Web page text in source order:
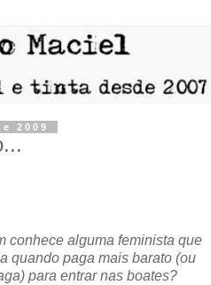
2009
conhece alguma feminista que
quando paga mais barato (ou
para entrar nas boates?